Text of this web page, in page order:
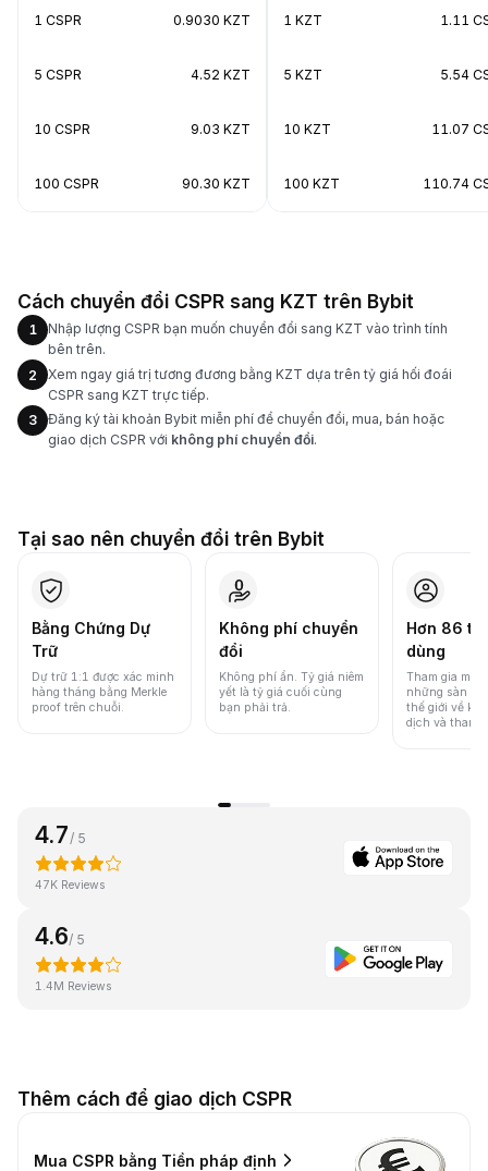
1 CSPR 0.9030 KZT
5 CSPR 4.52 KZT
10 CSPR 9.03 KZT
100 CSPR 90.30 KZT
1 KZT 1.11
5 KZT 5.54
10 KZT 11.07
100 KZT 110.74
Cách chuyển đổi CSPR sang KZT trên Bybit
1
Nhập lượng CSPR bạn muốn chuyển đổi sang KZT vào trình tính
bên trên.
2
Xem ngay giá trị tương đương bằng KZT dựa trên tỷ giá hối đoái
CSPR sang KZT trực tiếp.
3
Đăng ký tài khoản Bybit miễn phí để chuyển đổi, mua, bán hoặc
giao dịch CSPR với không phí chuyển đổi.
Tại sao nên chuyển đổi trên Bybit
Bằng Chứng Dự
Trữ
Dự trữ 1:1 được xác minh
hàng tháng bằng Merkle
proof trên chuỗi.
Không phí chuyển
đổi
Không phí ẩn. Tỷ giá niêm
yết là tỷ giá cuối cùng
bạn phải trả.
Hơn 86
dùng
Tham gia một
những sàn
thế giới về
dịch và thanh
4.7/ 5
47K Reviews
4.6/ 5
1.4M Reviews
Thêm cách để giao dịch CSPR
Mua CSPR bằng Tiền pháp định